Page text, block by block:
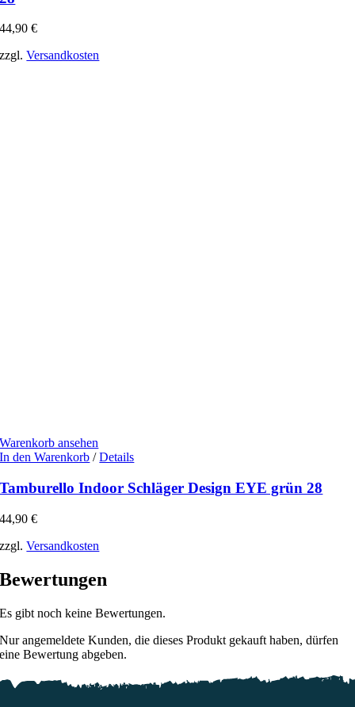
44,90€
zzgl.Versandkosten
Warenkorb ansehen
In den Warenkorb / Details
Tamburello Indoor Schläger Design EYE grün 28
44,90€
zzgl.Versandkosten
Bewertungen
Es gibt noch keine Bewertungen.
Nur angemeldete Kunden, die dieses Produkt gekauft haben, dürfen
eine Bewertung abgeben.